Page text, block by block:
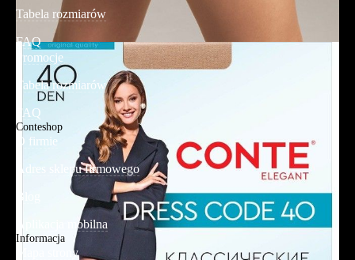
Tabela rozmiarów
FAQ
Promocje
Tabela rozmiarów
FAQ
Conteshop
O firmie
Adres sklepu firmowego
Blog
Aplikacja mobilna
Informacja
Mapa strony